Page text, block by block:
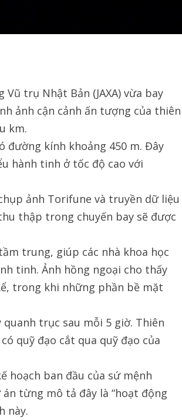
trụ Nhật Bản (JAXA) vừa bay
ảnh cận cảnh ấn tượng của thiên
km.
đường kính khoảng 450 m. Đây
hành tinh ở tốc độ cao với
ảnh Torifune và truyền dữ liệu
thập trong chuyến bay sẽ được
trung, giúp các nhà khoa học
tinh. Ảnh hồng ngoại cho thấy
trong khi những phần bề mặt
trục sau mỗi 5 giờ. Thiên
quỹ đạo cắt qua quỹ đạo của
hoạch ban đầu của sứ mệnh
từng mô tả đây là “hoạt động
này.